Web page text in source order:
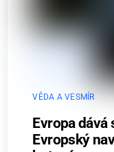
VĚDA A VESMÍR
Evropa dává
Evropský